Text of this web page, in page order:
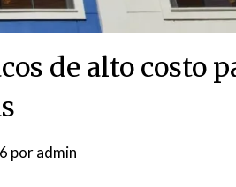
de alto costo
poradmin